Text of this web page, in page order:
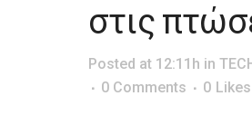
στις
Posted at 12:11h in
0 Comments
0 Likes